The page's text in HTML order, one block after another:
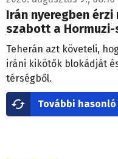
Irán nyeregben
szabott a
Teherán azt követeli,
iráni kikötők blokádját
térségből.
További